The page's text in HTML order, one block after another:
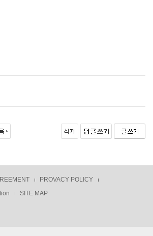
PROVACY POLICY
SITE MAP